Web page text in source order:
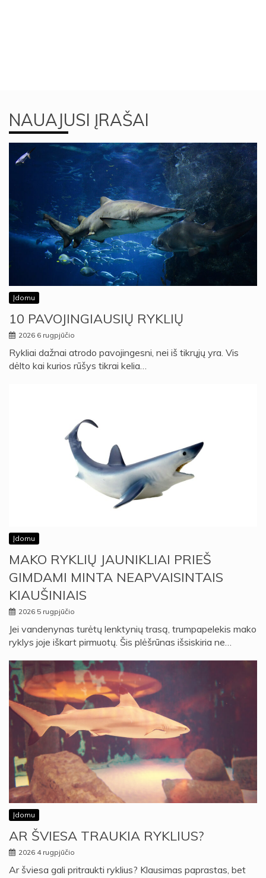
NAUAJUSI ĮRAŠAI
Įdomu
10 PAVOJINGIAUSIŲ RYKLIŲ
2026 6 rugpjūčio
Rykliai dažnai atrodo pavojingesni, nei iš tikrųjų yra. Vis
dėlto kai kurios rūšys tikrai kelia…
Įdomu
MAKO RYKLIŲ JAUNIKLIAI PRIEŠ
GIMDAMI MINTA NEAPVAISINTAIS
KIAUŠINIAIS
2026 5 rugpjūčio
Jei vandenynas turėtų lenktynių trasą, trumpapelekis mako
ryklys joje iškart pirmuotų. Šis plėšrūnas išsiskiria ne…
Įdomu
AR ŠVIESA TRAUKIA RYKLIUS?
2026 4 rugpjūčio
Ar šviesa gali pritraukti ryklius? Klausimas paprastas, bet